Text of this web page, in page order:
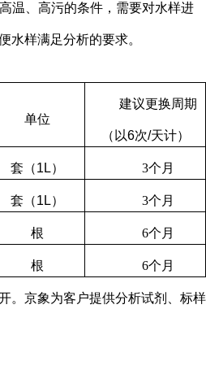
温、高污的条件，需要对水样进
水样满足分析的要求。
单位
建议更换周期
（以6次/天计）
套（1L） 3个月
套（1L） 3个月
根 6个月
根 6个月
。京象为客户提供分析试剂、标样